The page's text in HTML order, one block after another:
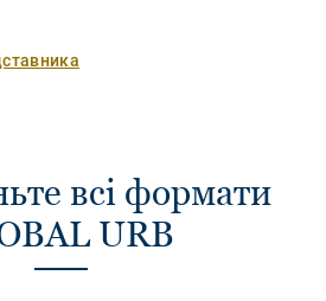
всі формати
URB